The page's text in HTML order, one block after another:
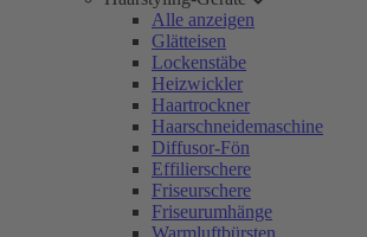
Alle anzeigen
Glätteisen
Lockenstäbe
Heizwickler
Haartrockner
Haarschneidemaschine
Diffusor-Fön
Effilierschere
Friseurschere
Friseurumhänge
Warmluftbürsten